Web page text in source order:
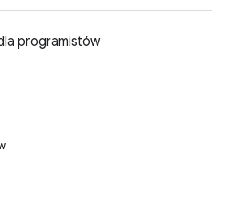
programistów